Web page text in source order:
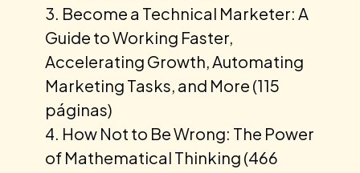
Become a Technical Marketer: A
Guide to Working Faster,
Accelerating Growth, Automating
Marketing Tasks, and More (115
páginas)
How Not to Be Wrong: The Power
of Mathematical Thinking (466